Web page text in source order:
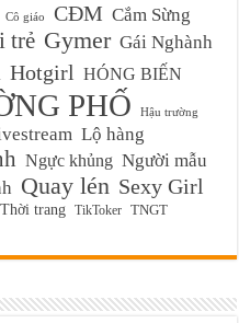
Cô giáo CĐM Cắm Sừng
trẻ Gymer Gái Nghành
Hotgirl HÓNG BIẾN
PHỐ
Hậu trường
Lộ hàng
Ngực khủng Người mẫu
Quay lén Sexy Girl
Thời trang TikToker TNGT